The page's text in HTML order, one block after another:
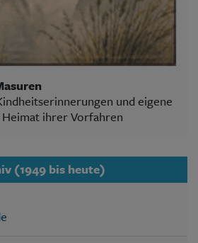
und eigene
ihrer Vorfahren
(1949 bis heute)